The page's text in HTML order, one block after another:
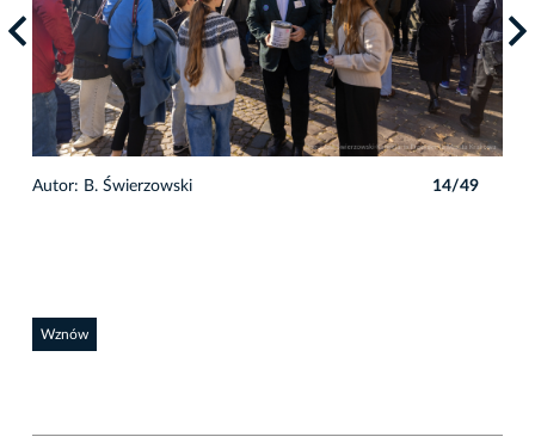
Autor: B. Świerzowski 14/49
Wznów